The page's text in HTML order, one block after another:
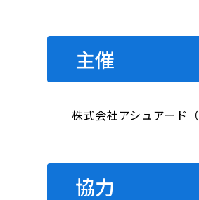
主催
株式会社アシュアード（
協力